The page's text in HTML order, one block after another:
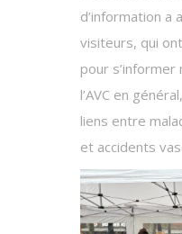
d’information a
visiteurs, qui
pour
l’AVC en
liens entre
et accidents